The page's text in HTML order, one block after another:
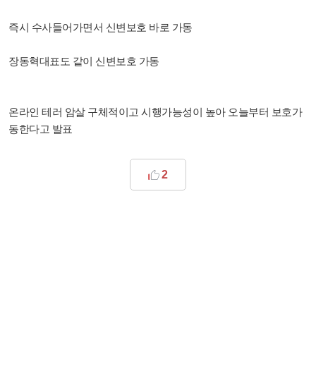
즉시 수사들어가면서 신변보호 바로 가동
장동혁대표도 같이 신변보호 가동
온라인 테러 암살 구체적이고 시행가능성이 높아 오늘부터 보호가
동한다고 발표
2